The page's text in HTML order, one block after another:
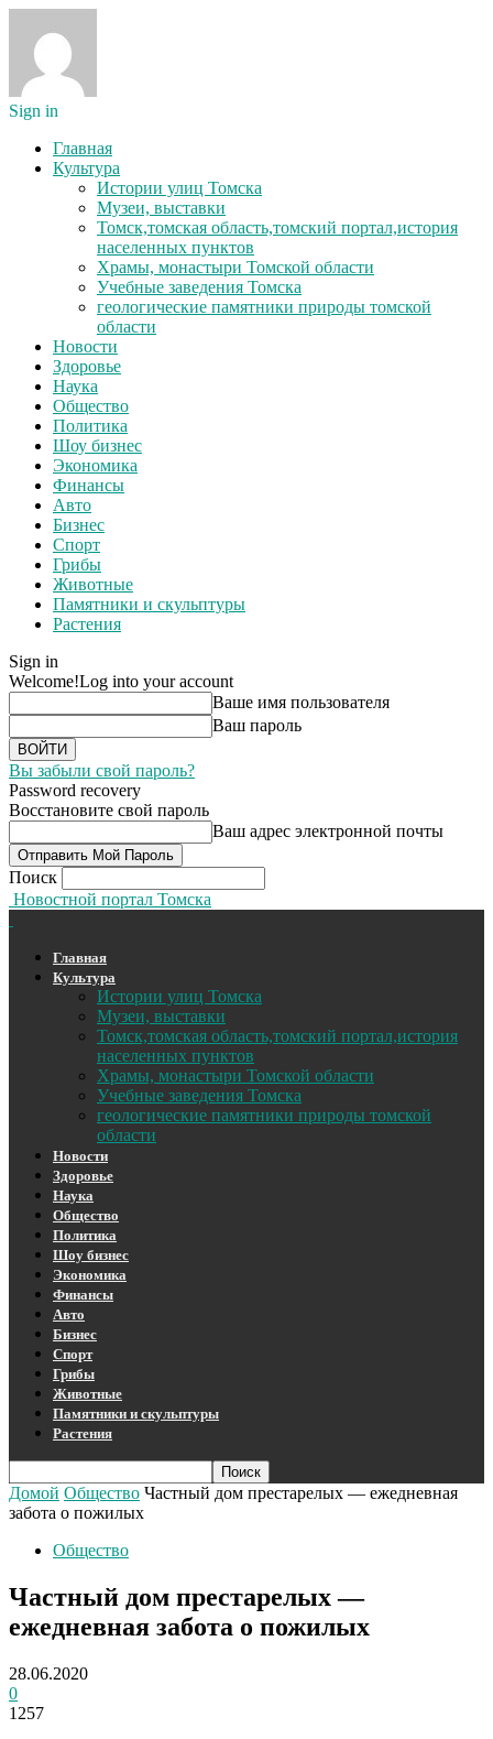
Sign in
Главная
Культура
Истории улиц Томска
Музеи, выставки
Томск,томская область,томский портал,история
населенных пунктов
Храмы, монастыри Томской области
Учебные заведения Томска
геологические памятники природы томской
области
Новости
Здоровье
Наука
Общество
Политика
Шоу бизнес
Экономика
Финансы
Авто
Бизнес
Спорт
Грибы
Животные
Памятники и скульптуры
Растения
Sign in
Welcome!Log into your account
Ваше имя пользователя
Ваш пароль
Вы забыли свой пароль?
Password recovery
Восстановите свой пароль
Ваш адрес электронной почты
Поиск
Новостной портал Томска
Главная
Культура
Истории улиц Томска
Музеи, выставки
Томск,томская область,томский портал,история
населенных пунктов
Храмы, монастыри Томской области
Учебные заведения Томска
геологические памятники природы томской
области
Новости
Здоровье
Наука
Общество
Политика
Шоу бизнес
Экономика
Финансы
Авто
Бизнес
Спорт
Грибы
Животные
Памятники и скульптуры
Растения
Домой Общество Частный дом престарелых — ежедневная
забота о пожилых
Общество
Частный дом престарелых —
ежедневная забота о пожилых
28.06.2020
0
1257